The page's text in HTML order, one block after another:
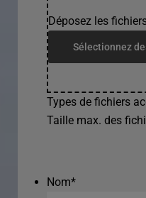
Déposez les
Sélectionnez
Types de fichiers
Taille max. des
Nom*